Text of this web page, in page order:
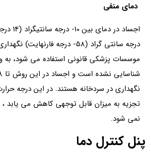
دمای منفی
درجه سانتی گراد (58- درجه
موسسات پزشکی قانونی استفاده می شود، به
نگهداری در سردخانه هستند. در این درجه
تجزیه به میزان قابل توجهی کاهش می یابد ،
نمی شود.
پنل کنترل دما